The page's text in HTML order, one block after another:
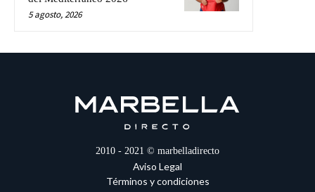
5 agosto, 2026
2010 - 2021 © marbelladirecto
Aviso Legal
Términos y condiciones